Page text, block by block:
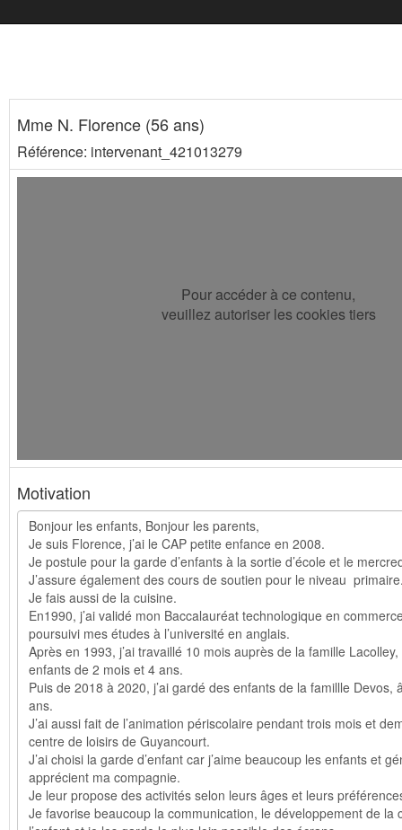
Mme N. Florence (56 ans)
Référence: intervenant_421013279
Pour accéder à ce contenu,
veuillez autoriser les cookies tiers
Motivation